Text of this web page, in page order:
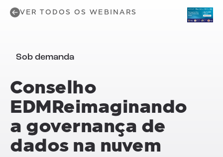
VER TODOS OS WEBINARS
Sob demanda
Conselho
EDMReimaginando
a governança de
dados na nuvem